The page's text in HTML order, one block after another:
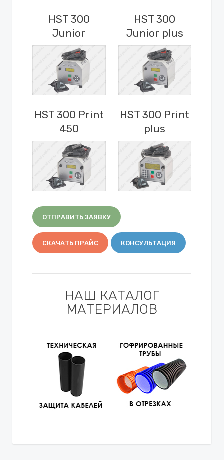
HST 300
Junior
HST 300
Junior plus
HST 300 Print
450
HST 300 Print
plus
ОТПРАВИТЬ ЗАЯВКУ
СКАЧАТЬ ПРАЙС КОНСУЛЬТАЦИЯ
НАШ КАТАЛОГ
МАТЕРИАЛОВ